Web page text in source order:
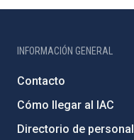
INFORMACIÓN GENERAL
Contacto
Cómo llegar al IAC
Directorio de personal